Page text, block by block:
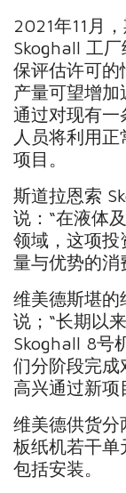
2021年11月
Skoghall 工
保评估许可的
产量可望增加
通过对现有一
人员将利用
项目。
斯道拉恩索
说：“在液体
领域，这项投
量与优势的消
维美德斯堪的
说；“长期以
Skoghall 8号
们分阶段完成
高兴通过新项
维美德供货分
板纸机若干单
包括安装。